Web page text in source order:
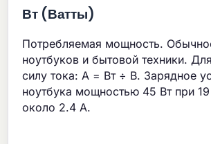
Вт (Ватты)
Потребляемая мощность.
ноутбуков и бытовой техники.
силу тока: А = Вт ÷ В. Зарядное
ноутбука мощностью 45 Вт при
около 2.4 А.